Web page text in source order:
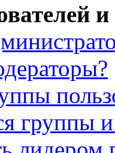
группы